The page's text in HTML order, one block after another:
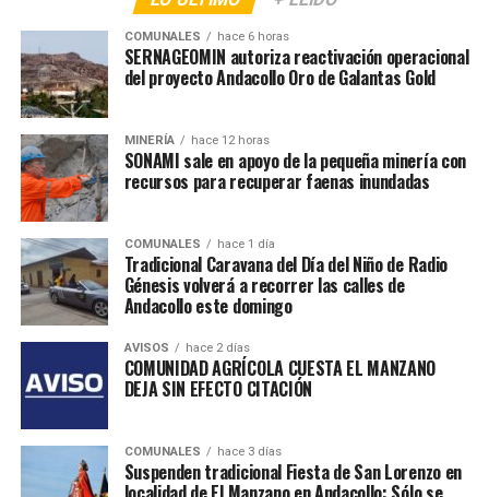
COMUNALES hace 6 horas
SERNAGEOMIN autoriza reactivación operacional
del proyecto Andacollo Oro de Galantas Gold
MINERÍA hace 12 horas
SONAMI sale en apoyo de la pequeña minería con
recursos para recuperar faenas inundadas
COMUNALES hace 1 día
Tradicional Caravana del Día del Niño de Radio
Génesis volverá a recorrer las calles de
Andacollo este domingo
AVISOS hace 2 días
COMUNIDAD AGRÍCOLA CUESTA EL MANZANO
DEJA SIN EFECTO CITACIÓN
COMUNALES hace 3 días
Suspenden tradicional Fiesta de San Lorenzo en